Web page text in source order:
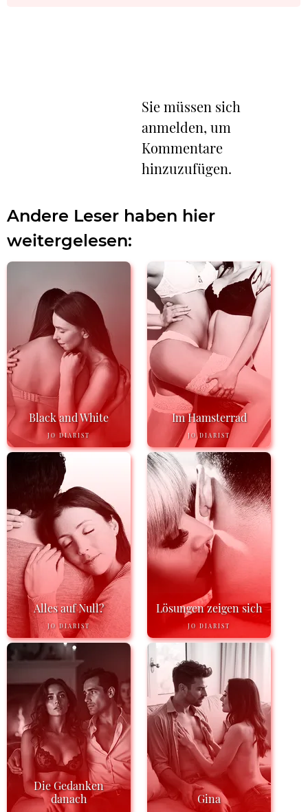
Sie müssen sich
anmelden, um
Kommentare
hinzuzufügen.
Andere Leser haben hier
weitergelesen:
Black and White
JO DIARIST
Im Hamsterrad
JO DIARIST
Alles auf Null?
JO DIARIST
Lösungen zeigen sich
JO DIARIST
Die Gedanken
danach
Gina